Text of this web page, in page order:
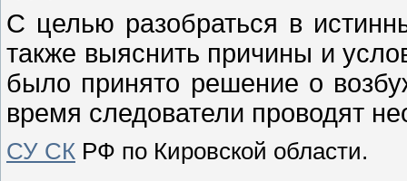
С целью разобраться в
также выяснить причины и
было принято решение о
время следователи проводят
СУ СК РФ по Кировской области.